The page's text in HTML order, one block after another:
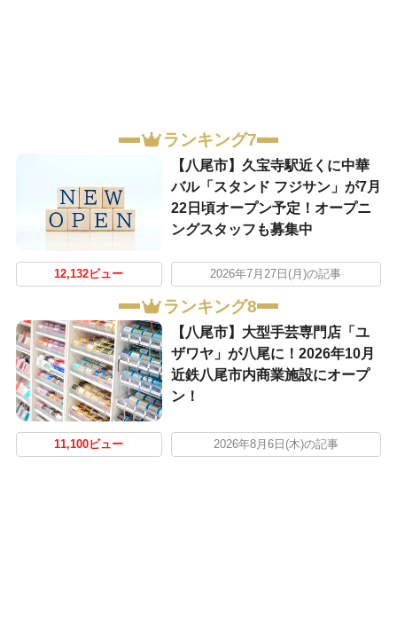
ランキング7
【八尾市】久宝寺駅近くに中華
バル「スタンド フジサン」が7月
22日頃オープン予定！オープニ
ングスタッフも募集中
12,132ビュー 2026年7月27日(月)の記事
ランキング8
【八尾市】大型手芸専門店「ユ
ザワヤ」が八尾に！2026年10月
近鉄八尾市内商業施設にオープ
ン！
11,100ビュー 2026年8月6日(木)の記事